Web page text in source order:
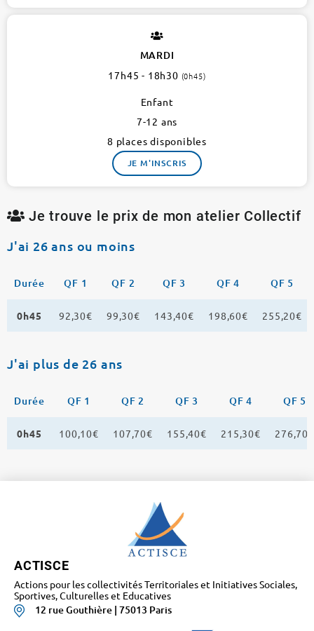
MARDI
17h45 - 18h30 (0h45)
Enfant
7-12 ans
8 places disponibles
JE M'INSCRIS
Je trouve le prix de mon atelier Collectif
J'ai 26 ans ou moins
Durée QF 1 QF 2 QF 3 QF 4 QF 5
0h45 92,30€ 99,30€ 143,40€ 198,60€ 255,20€
J'ai plus de 26 ans
Durée QF 1 QF 2 QF 3 QF 4 QF 5
0h45 100,10€ 107,70€ 155,40€ 215,30€ 276,70€
ACTISCE
Actions pour les collectivités Territoriales et Initiatives Sociales,
Sportives, Culturelles et Educatives
12 rue Gouthière | 75013 Paris